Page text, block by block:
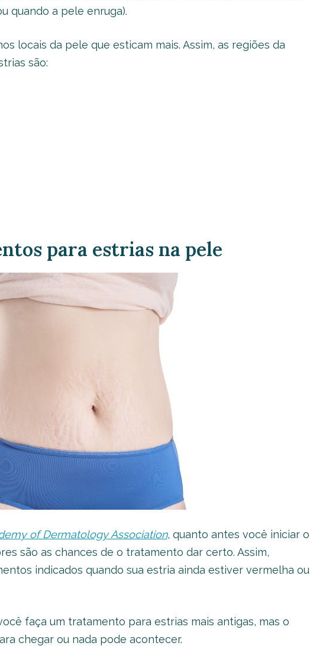
quando a pele enruga).
locais da pele que esticam mais. Assim, as regiões da
são:
para estrias na pele
of Dermatology Association, quanto antes você iniciar o
são as chances de o tratamento dar certo. Assim,
indicados quando sua estria ainda estiver vermelha ou
faça um tratamento para estrias mais antigas, mas o
chegar ou nada pode acontecer.